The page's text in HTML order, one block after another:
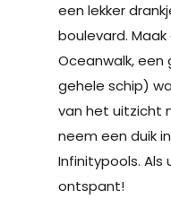
een lekker
boulevard.
Oceanwalk,
gehele schip)
van het uitzicht
neem een duik
Infinitypools.
ontspant!